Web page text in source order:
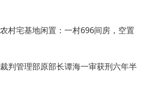
村宅基地闲置：一村696间房，空置
判管理部原部长谭海一审获刑六年半